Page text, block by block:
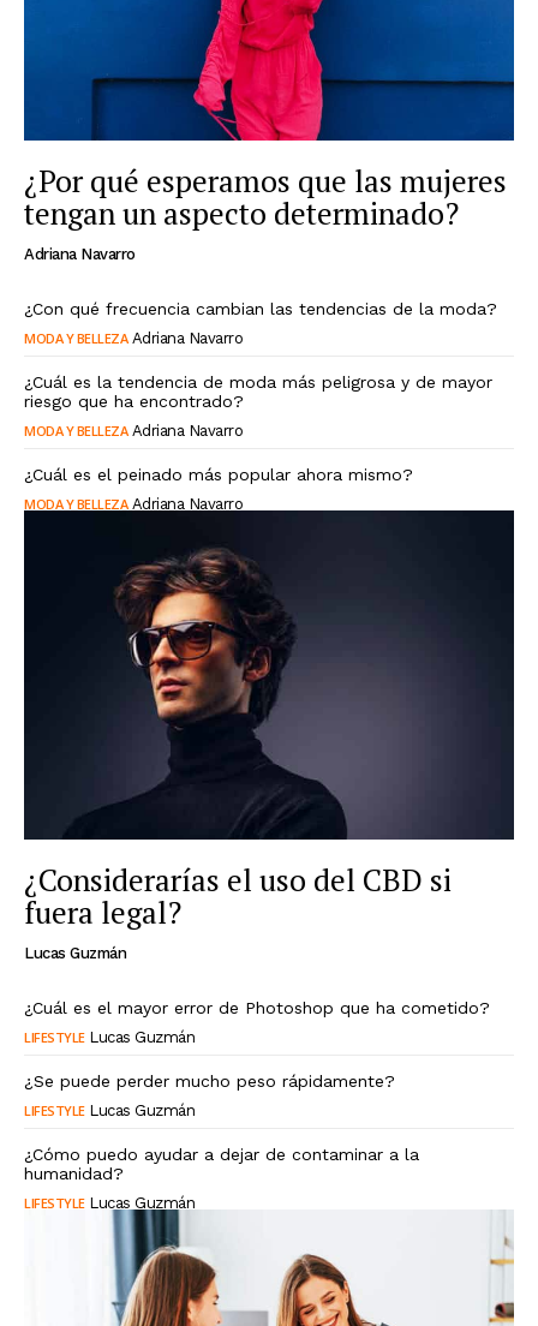
¿Por qué esperamos que las mujeres
tengan un aspecto determinado?
Adriana Navarro
¿Con qué frecuencia cambian las tendencias de la moda?
MODA Y BELLEZA Adriana Navarro
¿Cuál es la tendencia de moda más peligrosa y de mayor
riesgo que ha encontrado?
MODA Y BELLEZA Adriana Navarro
¿Cuál es el peinado más popular ahora mismo?
MODA Y BELLEZA Adriana Navarro
¿Considerarías el uso del CBD si
fuera legal?
Lucas Guzmán
¿Cuál es el mayor error de Photoshop que ha cometido?
LIFESTYLE Lucas Guzmán
¿Se puede perder mucho peso rápidamente?
LIFESTYLE Lucas Guzmán
¿Cómo puedo ayudar a dejar de contaminar a la
humanidad?
LIFESTYLE Lucas Guzmán